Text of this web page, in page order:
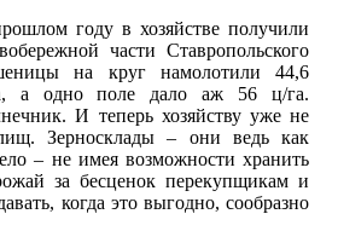
году в хозяйстве получили
части Ставропольского
на круг намолотили 44,6
а одно поле дало аж 56 ц/га.
И теперь хозяйству уже не
Зерносклады – они ведь как
– не имея возможности хранить
за бесценок перекупщикам и
когда это выгодно, сообразно